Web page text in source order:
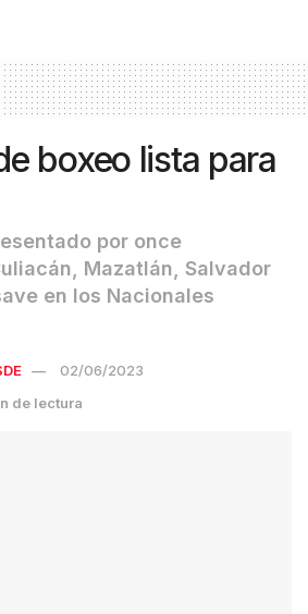
boxeo lista para
por once
Mazatlán, Salvador
en los Nacionales
02/06/2023
de lectura